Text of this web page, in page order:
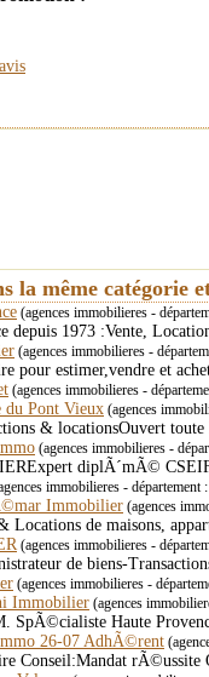
la même catégorie
(agences immobilieres -
depuis 1973 :Vente,
(agences immobilieres -
pour estimer,vendre et
(agences immobilieres -
Pont Vieux (agences
& locationsOuvert
(agences immobilieres -
diplÃ´mÃ©
immobilieres -
Immobilier (agences
Locations de maisons,
(agences immobilieres -
de biens-
(agences immobilieres -
Immobilier (agences
SpÃ©cialiste Haute
26-07 AdhÃ©rent
Conseil:Mandat